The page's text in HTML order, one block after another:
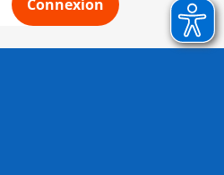
Connexion